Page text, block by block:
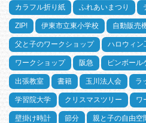
カラフル折り紙 ふれあいまつり
ZIP! 伊東市立東小学校 自動販売
父と子のワークショップ ハロウィン
ワークショップ 阪急 ピンボール
出張教室 書籍 玉川法人会 ラ
学習院大学 クリスマスツリー ワ
壁掛け時計 節分 親と子の自由